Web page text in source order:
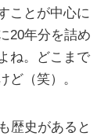
ことが中心に
20年分を詰め
ね。どこまで
ど（笑）。
歴史があると